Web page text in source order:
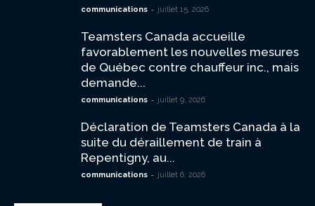
communications - juillet 15, 2026
Teamsters Canada accueille
favorablement les nouvelles mesures
de Québec contre chauffeur inc., mais
demande...
communications - juillet 9, 2026
Déclaration de Teamsters Canada à la
suite du déraillement de train à
Repentigny, au...
communications - juillet 6, 2026